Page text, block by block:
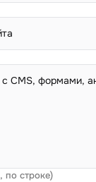
по строке)